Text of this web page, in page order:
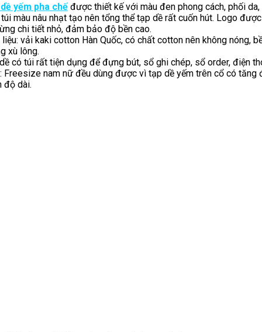
yếm pha chếđược thiết kế với màu đen phong cách, phối da,
màu nâu nhạt tạo nên tổng thể tạp dề rất cuốn hút. Logo
chi tiết nhỏ, đảm bảo độ bền cao.
liệu: vải kaki cotton Hàn Quốc, có chất cotton nên không nóng,
xù lông.
có túi rất tiện dụng để đựng bút, sổ ghi chép, sổ order, điện
Freesize nam nữ đều dùng được vì tạp dề yếm trên cổ có tăng
độ dài.